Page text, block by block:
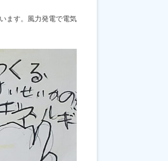
ます。風力発電で電気